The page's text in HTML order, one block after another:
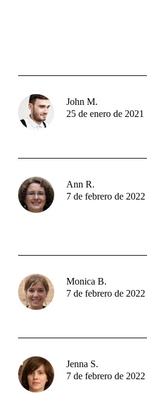
John M.
25 de enero de 2021
Ann R.
7 de febrero de 2022
Monica B.
7 de febrero de 2022
Jenna S.
7 de febrero de 2022